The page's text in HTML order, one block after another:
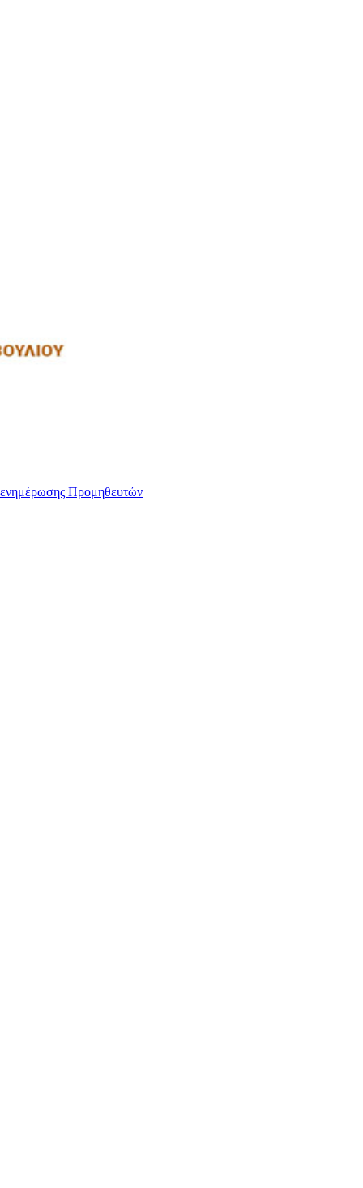
ενημέρωσης Προμηθευτών